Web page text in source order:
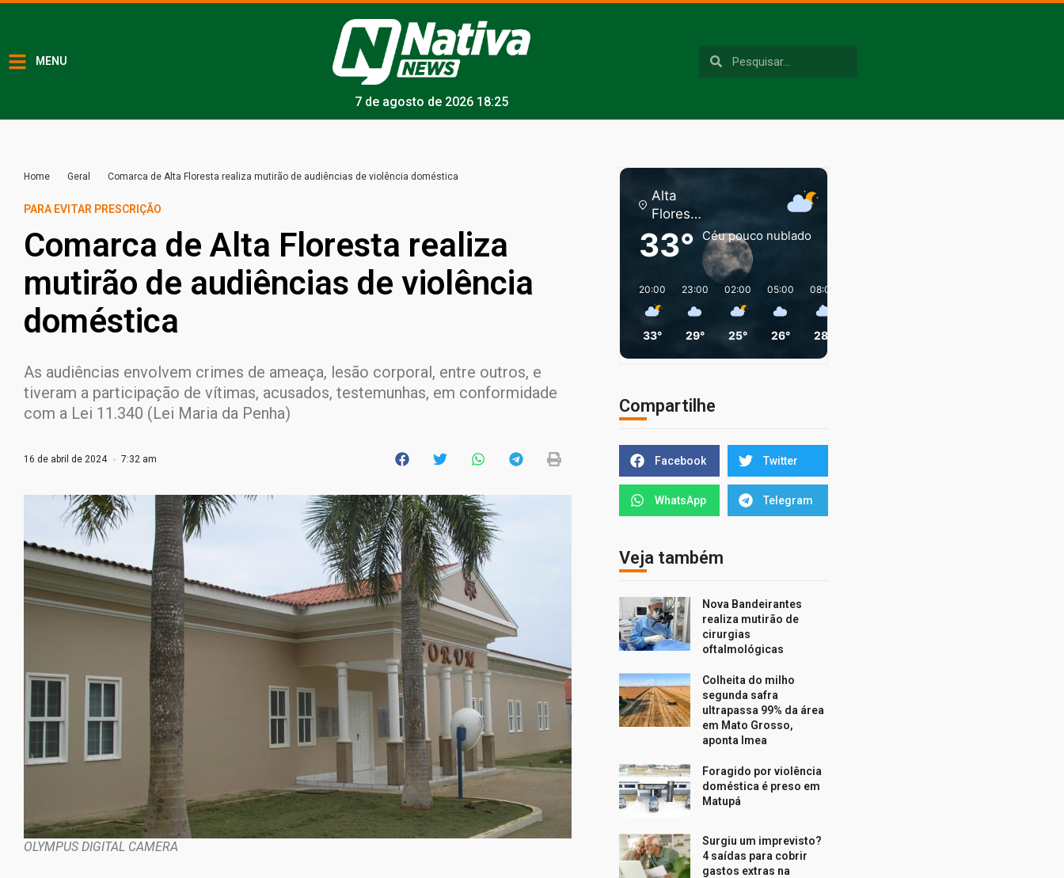
MENU
7 de agosto de 2026 18:25
Home Geral Comarca de Alta Floresta realiza mutirão de audiências de violência doméstica
PARA EVITAR PRESCRIÇÃO
Comarca de Alta Floresta realiza
mutirão de audiências de violência
doméstica
As audiências envolvem crimes de ameaça, lesão corporal, entre outros, e
tiveram a participação de vítimas, acusados, testemunhas, em conformidade
com a Lei 11.340 (Lei Maria da Penha)
16 de abril de 2024 7:32 am
OLYMPUS DIGITAL CAMERA
Alta
Florest
a
33° Céu pouco nublado
20:00
33°
23:00
29°
02:00
25°
05:00
26°
08:00
28°
Compartilhe
Facebook Twitter
WhatsApp Telegram
Veja também
Nova Bandeirantes
realiza mutirão de
cirurgias
oftalmológicas
Colheita do milho
segunda safra
ultrapassa 99% da área
em Mato Grosso,
aponta Imea
Foragido por violência
doméstica é preso em
Matupá
Surgiu um imprevisto?
4 saídas para cobrir
gastos extras na